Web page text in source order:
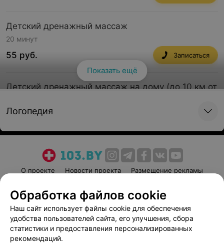
Детский дренажный массаж
20 минут
55 руб. Записаться
Детский дренажный массаж на дому (до 10 км от
20 минут
Показать ещё
Логопедия
О проекте Новости проекта
Размещение рекламы
Пользовательское соглашение
Способы оплаты
Вакансии
Партнеры
Написать руководителю 103.by
Обработка файлов cookie
Наш сайт использует файлы cookie для обеспечения
удобства пользователей сайта, его улучшения, сбора
статистики и предоставления персонализированных
рекомендаций.